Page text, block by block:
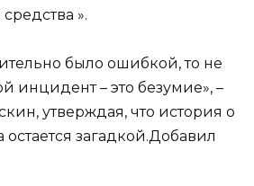
».
было ошибкой, то не
инцидент – это безумие», –
утверждая, что история о
остается загадкой.Добавил